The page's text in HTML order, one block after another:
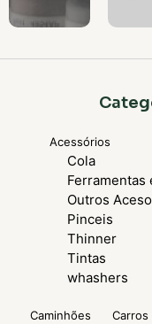
Acessórios
Cola
Ferramentas
Outros
Pinceis
Thinner
Tintas
whashers
Caminhões Carros